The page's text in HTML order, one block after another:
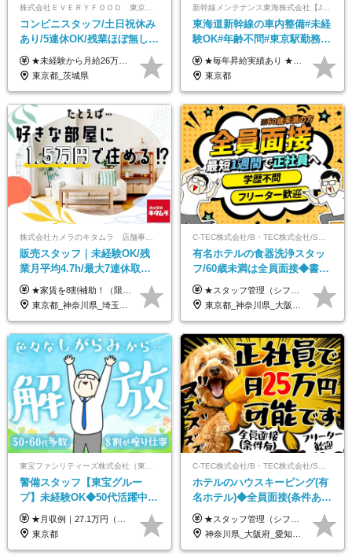
株式会社ＥＶＥＲＹＦＯＯＤ 東京本社
コンビニスタッフ/土日祝休み
あり/5連休OK/残業ほぼ無し/
賞与年2回/トイレ掃除・夜勤
無し/面接1回
★未経験から月給26万円スタート！ ★毎年1回（12月）の昇給＋賞与（年2回）で給与にしっかり反映！ 月給26万円＋賞与年2回＋交通費全額支給 ※リーダー・店長昇格後は基本給2万円UP＋役職手当支給 ※経験・スキルを考慮の上、決定します ※上記金額には固定残業代（21時間分・3万7300円以上）を含みます。超過分は別途全額支給します ※試用期間3ヶ月間あり（期間中の給与・待遇に差異はありません）
東京都_茨城県
新幹線メンテナンス東海株式会社【JR東海グループ】
東海道新幹線の車内整備#未経
験OK#年齢不問#東京駅勤務
#59歳まで正社員登用可＆登用
実績多数！
★毎年昇給実績あり ★入社3年で430万円も可(正社員登用された場合) ■入社時月収例：25万2840円(1万2040円×21日)＋賞与支給実績有（年2回・2025年度） 日給1万2040円 ※別途「超過勤務手当、祝繁手当、特殊手当」の支給有 ※試用期間中（2ヶ月）の待遇・雇用形態に差異はございません
東京都
株式会社カメラのキタムラ 店舗事業部【カメラのキタムラ】
販売スタッフ｜未経験OK/残
業月平均4.7h/最大7連休取得
可/全国募集/家賃8割を会社が
負担/賞与年2回
★家賃を8割補助！（限度額は地域により異なる） ※転勤による引っ越しが発生する場合 ＝＝＝＝＝＝＝＝＝＝＝＝＝＝＝＝＝＝＝＝＝＝＝ 例えば、家賃7.5万円なら6万円は会社で負担。 あなたが支払うのは、たったの1.5万円です！ 年間では自己負担額が約72万ほどお得になります！ ＝＝＝＝＝＝＝＝＝＝＝＝＝＝＝＝＝＝＝＝＝＝＝ 月給22万8,700円～26万3,100円＋賞与年2回（初回の支給は当社規定による）＋残業手当 ＜実際の給与例＞ *24歳:月給23万4,700円＋賞与年2回（初回の支給は当社規定による）＋残業手当＋諸手当 ※上記はあくまで参考月給です。ご経歴・年齢を考慮し、当社規定により決定します ※評価により昇給あり ※残業代は別途支給あり ※試用期間2ヶ月あり（期間中の給与・待遇に差異はありません） 【実在する社員の年収モデル】 年収530万円（30歳） 年収820万円（40歳） 【入社時の想定年収】 330万円～900万円
東京都_神奈川県_埼玉県_千葉県_大阪府_愛知県_北海道_青森県_宮城県_秋田県_山形県_茨城県_群馬県_新潟県_長野県_富山県_静岡県_三重県_兵庫県_京都府_広島県_岡山県_鳥取県_山口県_徳島県_香川県_愛媛県_福岡県_熊本県_佐賀県_長崎県_大分県_宮崎県_鹿児島県
有名ホテルの食器洗浄スタッ
フ/60歳未満は全員面接◆書類
選考なし◆ブランクOK◆月25
万～ ◆40～50代活躍
★スタッフ管理（シフト調整など）の経験があれば【月給28万円以上】 ★賞与支給実績：基本給の2ヶ月分～3ヶ月分 ＝＝ライフスタイルに合わせて働き方を選べます＝＝ ■正社員 ＜未経験者＞月給25万円～35万円＋賞与年2回 ＜経験者＞月給28万円～35万円＋賞与年2回 ※経験やスキルに応じて決定します ※残業代全額支給 ※試用期間（3ヶ月間）中の雇用形態や待遇に差異はありません ※正社員の場合、転勤の可能性あり ■契約社員 月給22万円～＋残業代全額支給 ※契約社員の場合、賞与の支給および転勤の可能性はありません ※勤務時間や勤務日数の希望があればご相談に応じます ※試用期間なし ※契約の更新 有(勤務状況により判断する) 更新上限 有(通算契約期間の上限 1年/更新回数の上限 なし)
東京都_神奈川県_大阪府_愛知県_北海道_京都府_福岡県_沖縄県
警備スタッフ【東宝グルー
プ】未経験OK◆50代活躍中
◆1勤務で2日分休み◆8割が座
り仕事◆賞与年2回
★月収例｜27.1万円（月給+残業代2.4万円+資格手当0.2万円+家族手当0.85万円） ★賞与年2回＆充実した手当あり！ ■月給23万6,500円～＋賞与年2回＋各種手当 ┗月給には職務手当19,500円、調整手当15,000円、住宅手当18,500円、契約社員手当1,500円を含みます ※試用期間4ヶ月(期間中の給与・待遇の差異はありません) ━━━━━━━━━━ 各種手当も充実！ ━━━━━━━━━━ ★家族手当 ★役付手当 ★資格手当 ★年末年始勤務手当 ★交通費支給（月5万円以内／6ヶ月分の定期代を支給） ★残業・深夜残業手当（全額支給） ━━━━━━━━━━ 給与支給日は毎月25日です ━━━━━━━━━━ 例：1月1日付入社の場合 1月25日に基本給+変動しない手当を支給 2月25日に前月分の残業手当など変動する手当を支給
東京都
ホテルのハウスキーピング(有
名ホテル)◆全員面接(条件あ
り)◆未経験OK◆リゾート地
も選べる◆月25万円
★スタッフ管理（シフト調整など）の経験があれば【月給28万円以上】 ★賞与支給実績：基本給の2ヶ月分～3ヶ月分 ＝＝ライフスタイルに合わせて働き方を選べます＝＝ ■正社員 ＜未経験者＞月給25万円(寮なしの場合)～35万円＋賞与年2回 ＜経験者＞月給28万円～35万円＋賞与年2回 ※寮をご利用の場合は月給22万円～ ※経験やスキルに応じて決定します ※残業代全額支給 ※試用期間（3ヶ月間）中の雇用形態や待遇に差異はありません ※正社員の場合、転勤の可能性あり ■契約社員 月給22万円～＋残業代全額支給 ※契約社員の場合、賞与の支給および転勤の可能性はありません ※勤務時間や勤務日数の希望があればご相談に応じます ※試用期間なし ※契約の更新 有(勤務状況により判断する) 更新上限 有(通算契約期間の上限 1年/更新回数の上限 なし)
神奈川県_大阪府_愛知県_北海道_兵庫県_京都府_広島県_福岡県_大分県_宮崎県_鹿児島県_沖縄県